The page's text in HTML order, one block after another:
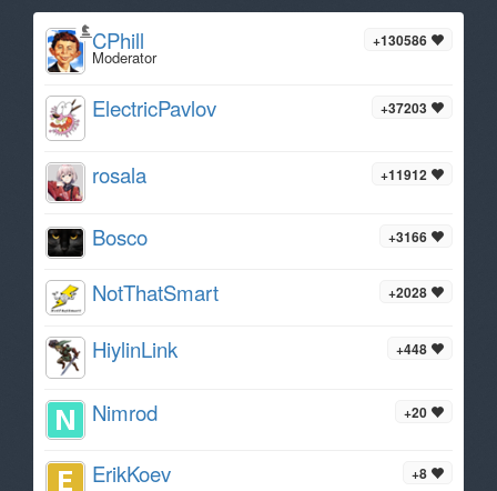
+130586
CPhill
Moderator
+37203
ElectricPavlov
+11912
rosala
+3166
Bosco
+2028
NotThatSmart
+448
HiylinLink
+20
Nimrod
+8
ErikKoev